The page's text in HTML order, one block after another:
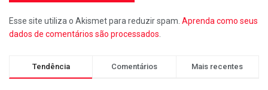
Esse site utiliza o Akismet para reduzir spam. Aprenda como seus
dados de comentários são processados
Tendência Comentários Mais recentes